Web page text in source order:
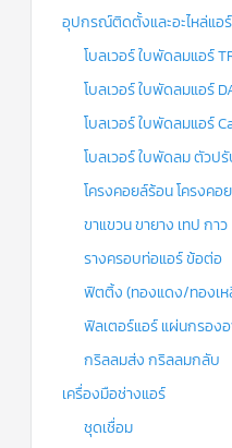
อุปกรณ์ติดตั้งและอะไหล่แอ
โบลเวอร์ ใบพัดลมแอร์
โบลเวอร์ ใบพัดลมแอร์
โบลเวอร์ ใบพัดลมแอร์
โบลเวอร์ ใบพัดลม ตัวป
โครงคอยล์ร้อน โครงคอ
ขาแขวน ขายาง เทป กาว
รางครอบท่อแอร์ ข้อต่อ
ฟิตติ้ง (ทองแดง/ทองเ
ฟิลเตอร์แอร์ แผ่นกรอง
กริลลมส่ง กริลลมกลับ
เครื่องมือช่างแอร์
ชุดเชื่อม